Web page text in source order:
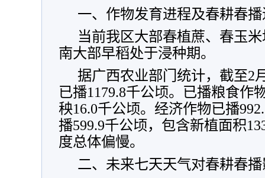
一、作物发育进程及春耕春
当前我区大部春植蔗、春玉
南大部早稻处于浸种期。
据广西农业部门统计，截至2
已播1179.8千公顷。已播粮食作
秧16.0千公顷。经济作物已播
播599.9千公顷，包含新植面积
度总体偏慢。
二、未来七天天气对春耕春